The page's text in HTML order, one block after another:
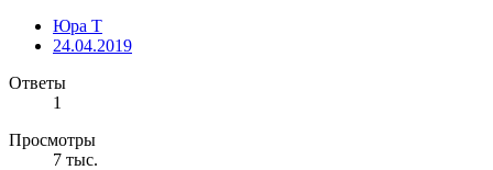
Юра Т
24.04.2019
Ответы
1
Просмотры
7 тыс.